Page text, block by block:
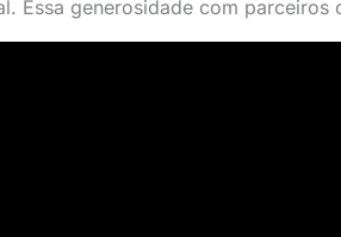
Essa generosidade com